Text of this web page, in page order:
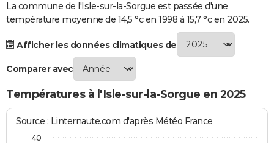
FORUM
La commune de l'Isle-sur-la-Sorgue est passée d'une
température moyenne de 14,5 °c en 1998 à 15,7 °c en 2025.
Afficher les données climatiques de
Comparer avec
Températures à l'Isle-sur-la-Sorgue en 2025
Source : Linternaute.com d'après Météo France
40